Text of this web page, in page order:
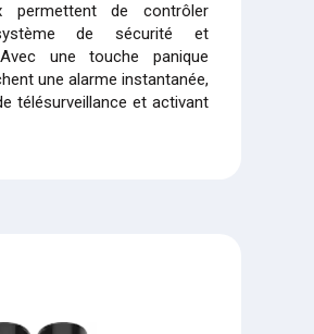
permettent de contrôler
de sécurité et
Avec une touche panique
une alarme instantanée,
télésurveillance et activant